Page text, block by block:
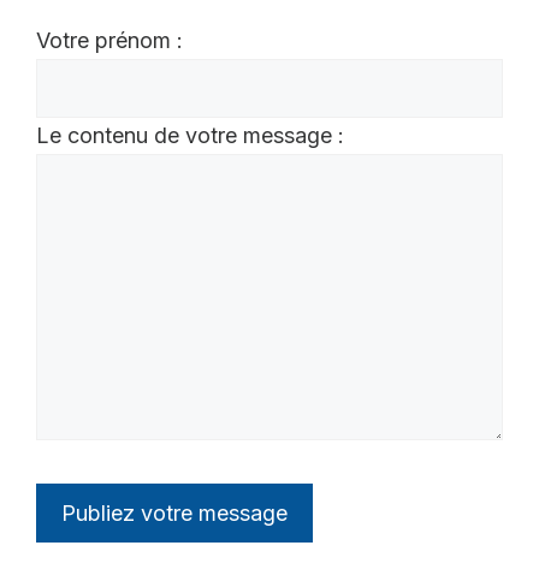
Votre prénom :
Le contenu de votre message :